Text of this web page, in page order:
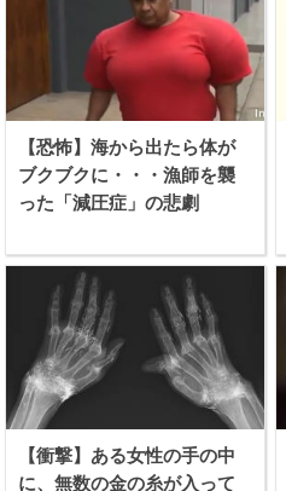
【恐怖】海から出たら体が
ブクブクに・・・漁師を襲
った「減圧症」の悲劇
【衝撃】ある女性の手の中
に、無数の金の糸が入って